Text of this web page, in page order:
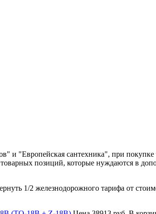
и "Европейская сантехника", при
позиций, которые нуждаются в
1/2 железнодорожного тарифа от